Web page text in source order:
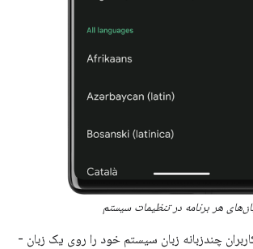
هر برنامه در تنظیمات سیستم
چندزبانه زبان سیستم خود را روی یک زبان -